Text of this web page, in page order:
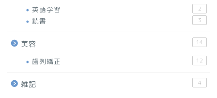
英語学習 2
読書 3
美容 14
歯列矯正 12
雑記 4